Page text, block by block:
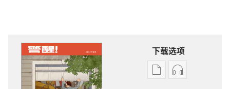
下载选项
出
音